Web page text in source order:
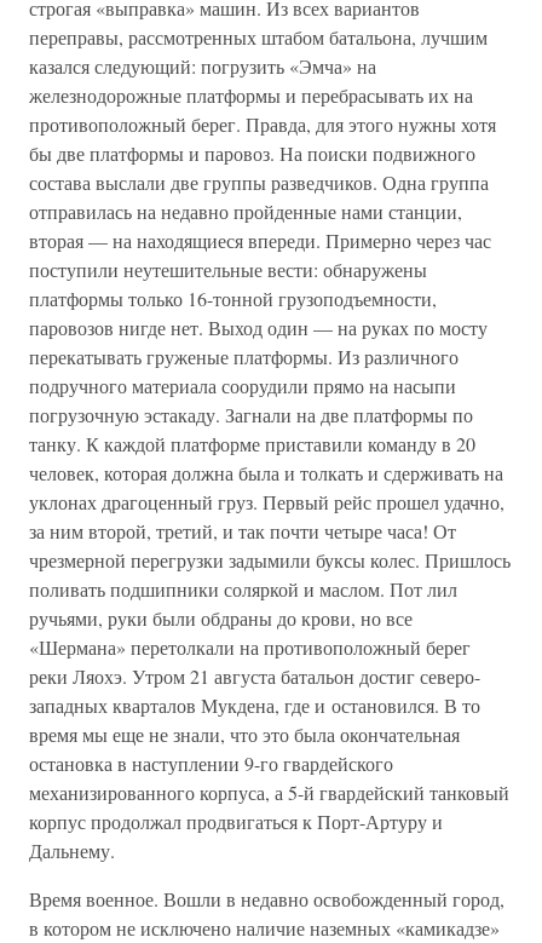
строгая «выправка» машин. Из всех вариантов
переправы, рассмотренных штабом батальона, лучшим
казался следующий: погрузить «Эмча» на
железнодорожные платформы и перебрасывать их на
противоположный берег. Правда, для этого нужны хотя
бы две платформы и паровоз. На поиски подвижного
состава выслали две группы разведчиков. Одна группа
отправилась на недавно пройденные нами станции,
вторая — на находящиеся впереди. Примерно через час
поступили неутешительные вести: обнаружены
платформы только 16-тонной грузоподъемности,
паровозов нигде нет. Выход один — на руках по мосту
перекатывать груженые платформы. Из различного
подручного материала соорудили прямо на насыпи
погрузочную эстакаду. Загнали на две платформы по
танку. К каждой платформе приставили команду в 20
человек, которая должна была и толкать и сдерживать на
уклонах драгоценный груз. Первый рейс прошел удачно,
за ним второй, третий, и так почти четыре часа! От
чрезмерной перегрузки задымили буксы колес. Пришлось
поливать подшипники соляркой и маслом. Пот лил
ручьями, руки были обдраны до крови, но все
«Шермана» перетолкали на противоположный берег
реки Ляохэ. Утром 21 августа батальон достиг северо-
западных кварталов Мукдена, где и остановился. В то
время мы еще не знали, что это была окончательная
остановка в наступлении 9-го гвардейского
механизированного корпуса, а 5-й гвардейский танковый
корпус продолжал продвигаться к Порт-Артуру и
Дальнему.
Время военное. Вошли в недавно освобожденный город,
в котором не исключено наличие наземных «камикадзе»